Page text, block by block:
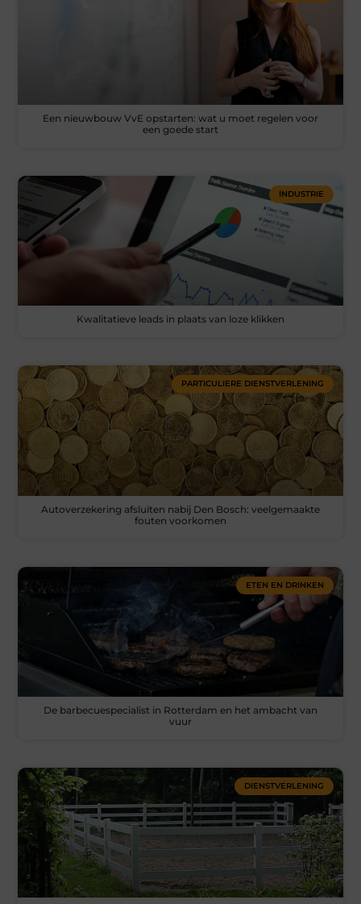
Een nieuwbouw VvE opstarten: wat u moet regelen voor
een goede start
INDUSTRIE
Kwalitatieve leads in plaats van loze klikken
PARTICULIERE DIENSTVERLENING
Autoverzekering afsluiten nabij Den Bosch: veelgemaakte
fouten voorkomen
ETEN EN DRINKEN
De barbecuespecialist in Rotterdam en het ambacht van
vuur
DIENSTVERLENING